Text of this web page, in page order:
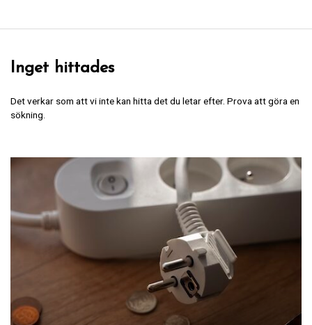
Inget hittades
Det verkar som att vi inte kan hitta det du letar efter. Prova att göra en
sökning.